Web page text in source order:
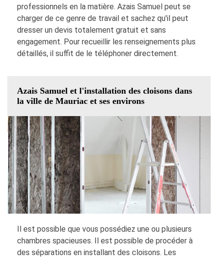
professionnels en la matière. Azais Samuel peut se
charger de ce genre de travail et sachez qu'il peut
dresser un devis totalement gratuit et sans
engagement. Pour recueillir les renseignements plus
détaillés, il suffit de le téléphoner directement.
Azais Samuel et l'installation des cloisons dans
la ville de Mauriac et ses environs
Il est possible que vous possédiez une ou plusieurs
chambres spacieuses. Il est possible de procéder à
des séparations en installant des cloisons. Les